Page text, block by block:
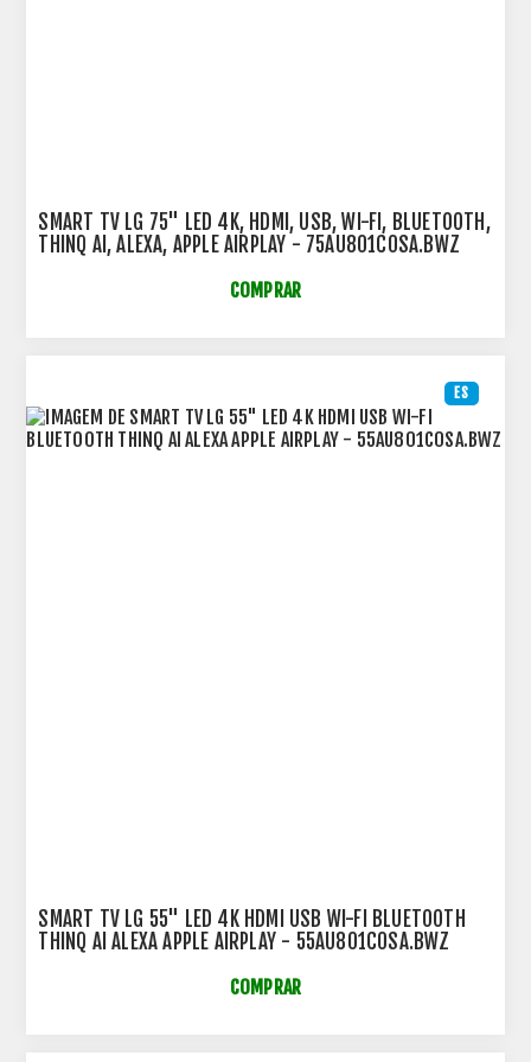
SMART TV LG 75" LED 4K, HDMI, USB, WI-FI, BLUETOOTH,
THINQ AI, ALEXA, APPLE AIRPLAY - 75AU801C0SA.BWZ
COMPRAR
ES
SMART TV LG 55" LED 4K HDMI USB WI-FI BLUETOOTH
THINQ AI ALEXA APPLE AIRPLAY - 55AU801C0SA.BWZ
COMPRAR